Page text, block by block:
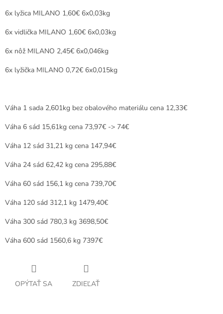
6x lyžica MILANO 1,60€ 6x0,03kg
6x vidlička MILANO 1,60€ 6x0,03kg
6x nôž MILANO 2,45€ 6x0,046kg
6x lyžička MILANO 0,72€ 6x0,015kg
Váha 1 sada 2,601kg bez obalového materiálu cena 12,33€
Váha 6 sád 15,61kg cena 73,97€ -> 74€
Váha 12 sád 31,21 kg cena 147,94€
Váha 24 sád 62,42 kg cena 295,88€
Váha 60 sád 156,1 kg cena 739,70€
Váha 120 sád 312,1 kg 1479,40€
Váha 300 sád 780,3 kg 3698,50€
Váha 600 sád 1560,6 kg 7397€
OPÝTAŤ SA ZDIEĽAŤ